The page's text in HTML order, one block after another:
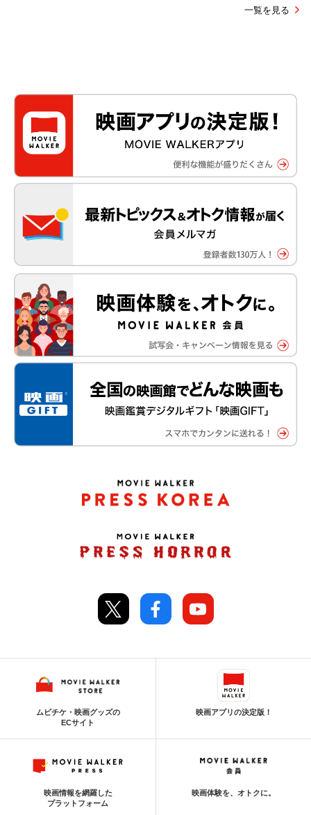
一覧を見る
ムビチケ・映画グッズの
ECサイト
映画アプリの決定版！
映画情報を網羅した
プラットフォーム
映画体験を、オトクに。